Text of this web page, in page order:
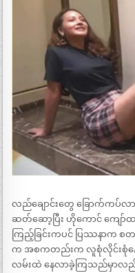
လည်ချောင်းတွေ ခြောက်က
ဆတ်ဆော့ပြီး ဟိုကောင် ကျေ
ကြည့်ခြင်းကပင် ပြဿနာက စ
က အစကတည်းက လူစုံလိုင်းစုံနေ
လမ်းထဲ နေလာခဲ့ကြသည်မှာလ